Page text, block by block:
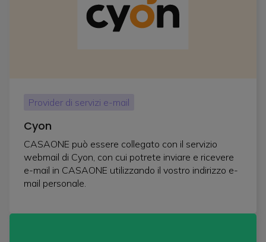
Provider di servizi e-mail
Cyon
CASAONE può essere collegato con il servizio
webmail di Cyon, con cui potrete inviare e ricevere
e-mail in CASAONE utilizzando il vostro indirizzo e-
mail personale.